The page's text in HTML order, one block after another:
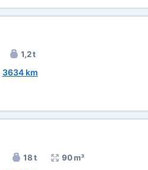
1,2 t
3634 km
18 t 90 m³